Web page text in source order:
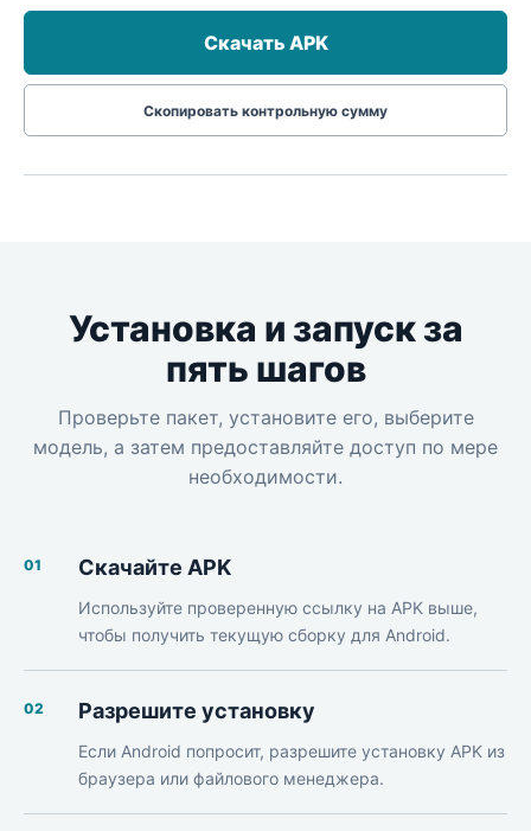
Скачать APK
Скопировать контрольную сумму
Установка и запуск за
пять шагов
Проверьте пакет, установите его, выберите
модель, а затем предоставляйте доступ по мере
необходимости.
01 Скачайте APK
Используйте проверенную ссылку на APK выше,
чтобы получить текущую сборку для Android.
02 Разрешите установку
Если Android попросит, разрешите установку APK из
браузера или файлового менеджера.